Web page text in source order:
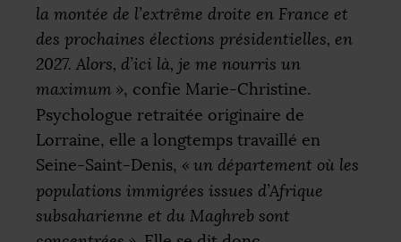
la montée de l’extrême droite en France et
des prochaines élections présidentielles, en
2027. Alors, d’ici là, je me nourris un
maximum », confie Marie-Christine.
Psychologue retraitée originaire de
Lorraine, elle a longtemps travaillé en
Seine-Saint-Denis, « un département où les
populations immigrées issues d’Afrique
subsaharienne et du Maghreb sont